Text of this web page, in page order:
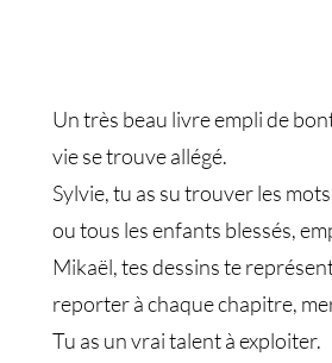
Un très beau livre empli de
vie se trouve allégé.
Sylvie, tu as su trouver les
ou tous les enfants blessés,
Mikaël, tes dessins te
reporter à chaque chapitre,
Tu as un vrai talent à exploiter.